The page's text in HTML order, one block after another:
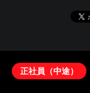
正社員（中途）